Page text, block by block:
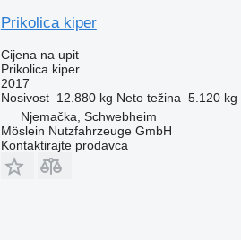
Prikolica kiper
Cijena na upit
Prikolica kiper
2017
Nosivost 12.880 kg Neto težina 5.120 kg
Njemačka, Schwebheim
Möslein Nutzfahrzeuge GmbH
Kontaktirajte prodavca